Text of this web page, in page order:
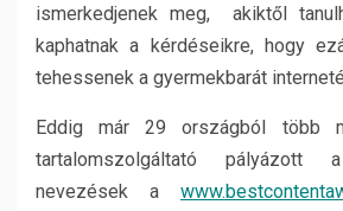
ismerkedjenek meg, akiktől
kaphatnak a kérdéseikre, hogy
tehessenek a gyermekbarát
Eddig már 29 országból több
tartalomszolgáltató
nevezések a